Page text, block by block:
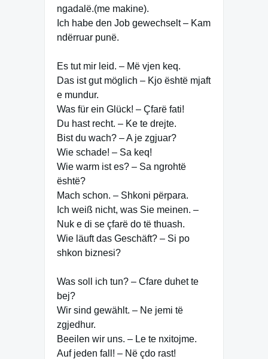
ngadalë.(me makine).
Ich habe den Job gewechselt – Kam
ndërruar punë.
Es tut mir leid. – Më vjen keq.
Das ist gut möglich – Kjo është mjaft
e mundur.
Was für ein Glück! – Çfarë fati!
Du hast recht. – Ke te drejte.
Bist du wach? – A je zgjuar?
Wie schade! – Sa keq!
Wie warm ist es? – Sa ngrohtë
është?
Mach schon. – Shkoni përpara.
Ich weiß nicht, was Sie meinen. –
Nuk e di se çfarë do të thuash.
Wie läuft das Geschäft? – Si po
shkon biznesi?
Was soll ich tun? – Cfare duhet te
bej?
Wir sind gewählt. – Ne jemi të
zgjedhur.
Beeilen wir uns. – Le te nxitojme.
Auf jeden fall! – Në çdo rast!